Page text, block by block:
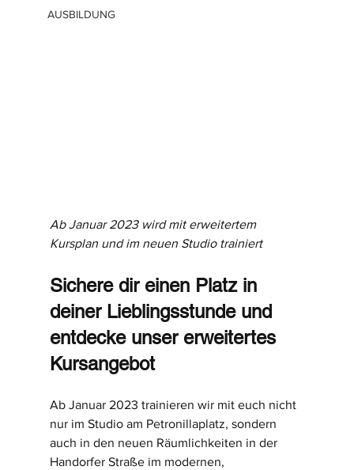
AUSBILDUNG
Ab Januar 2023 wird mit erweitertem
Kursplan und im neuen Studio trainiert
Sichere dir einen Platz in
deiner Lieblingsstunde und
entdecke unser erweitertes
Kursangebot
Ab Januar 2023 trainieren wir mit euch nicht
nur im Studio am Petronillaplatz, sondern
auch in den neuen Räumlichkeiten in der
Handorfer Straße im modernen,